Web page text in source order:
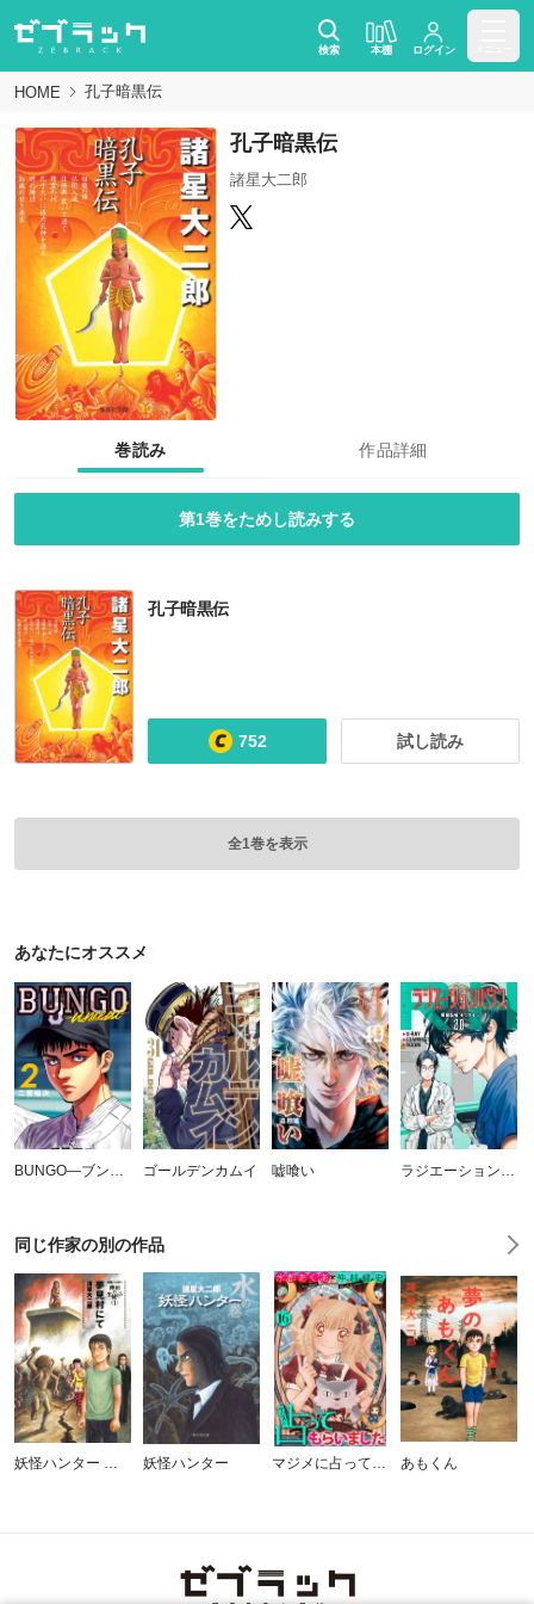
検索 本棚 ログイン
HOME 孔子暗黒伝
孔子暗黒伝
諸星大二郎
巻読み 作品詳細
第1巻をためし読みする
孔子暗黒伝
752 試し読み
全1巻を表示
あなたにオススメ
ゴールデンカムイ 嘘喰い
同じ作家の別の作品
妖怪ハンター あもくん